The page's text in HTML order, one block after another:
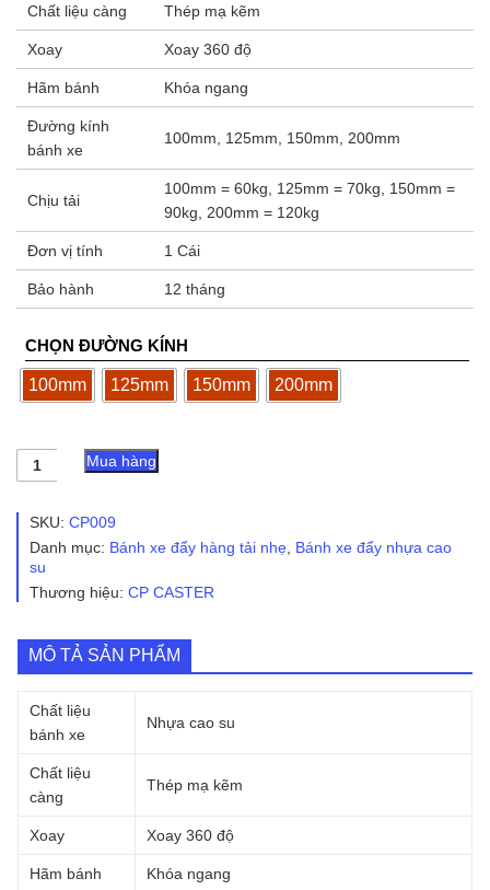
Chất liệu càng Thép mạ kẽm
Xoay Xoay 360 độ
Hãm bánh Khóa ngang
Đường kính
bánh xe
100mm, 125mm, 150mm, 200mm
Chịu tải
100mm = 60kg, 125mm = 70kg, 150mm =
90kg, 200mm = 120kg
Đơn vị tính 1 Cái
Bảo hành 12 tháng
CHỌN ĐƯỜNG KÍNH
100mm 125mm 150mm 200mm
Bánh
xe
nhựa
su
đặc
CP009
khóa
số
Mua hàng
SKU: CP009
Danh mục: Bánh xe đẩy hàng tải nhẹ, Bánh xe đẩy nhựa cao
su
Thương hiệu: CP CASTER
MÔ TẢ SẢN PHẨM
Chất liệu
bánh xe
Nhựa cao su
Chất liệu
càng
Thép mạ kẽm
Xoay Xoay 360 độ
Hãm bánh Khóa ngang